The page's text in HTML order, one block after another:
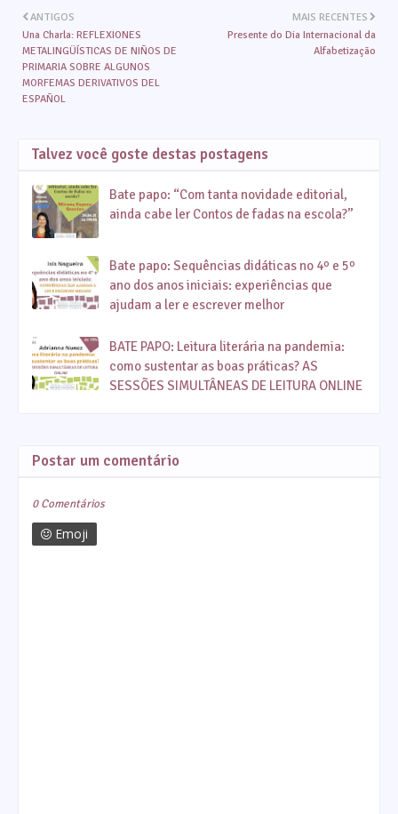
MAIS RECENTES
Presente do Dia Internacional da
Alfabetização
ANTIGOS
Una Charla: REFLEXIONES
METALINGÜÍSTICAS DE NIÑOS DE
PRIMARIA SOBRE ALGUNOS
MORFEMAS DERIVATIVOS DEL
ESPAÑOL
Talvez você goste destas postagens
Bate papo: “Com tanta novidade editorial,
ainda cabe ler Contos de fadas na escola?”
Bate papo: Sequências didáticas no 4º e 5º
ano dos anos iniciais: experiências que
ajudam a ler e escrever melhor
BATE PAPO: Leitura literária na pandemia:
como sustentar as boas práticas? AS
SESSÕES SIMULTÂNEAS DE LEITURA ONLINE
Postar um comentário
0 Comentários
Emoji